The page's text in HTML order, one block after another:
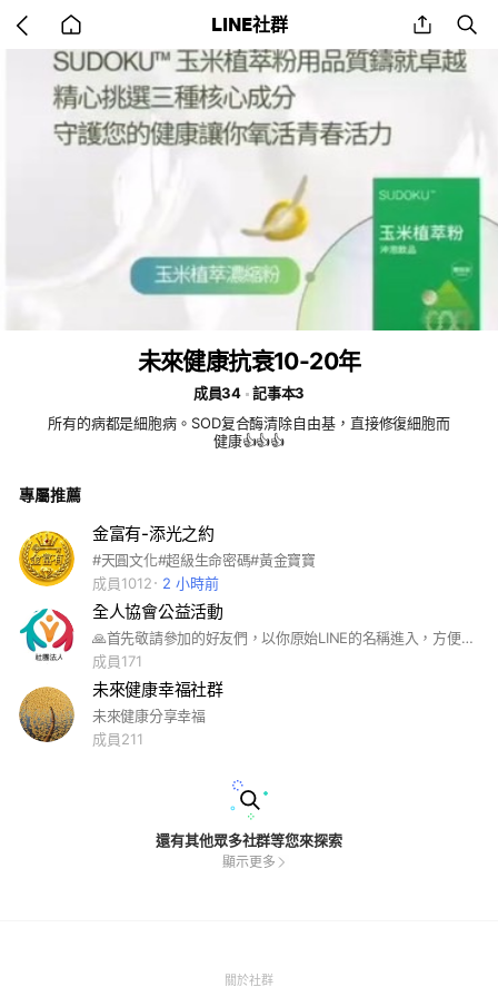
back
to
home
LINE社群 share
未來健康抗衰10-20年
成員34
記事本3
所有的病都是細胞病。SOD复合酶清除自由基，直接修復細胞而
健康👍👍👍
專屬推薦
金富有-添光之約
#天圓文化#超級生命密碼#黃金寶寶
成員1012
2 小時前
全人協會公益活動
🙏首先敬請參加的好友們，以你原始LINE的名稱進入，方便我們後續各項活動的聯絡喔✌ ❤感謝您~愛的互助合作❤ 🙏感謝您、我在此生命的交會點相會 佛曰：因緣俱足 新時代：已經做好準備 一切好事就發生了...... 🌻緣起 我們是一群協會素人、資源有限愛無限、但憑一股熱誠，延續「意識表達樂活學苑」以豐盛、喜悅、自在，達到爽爽過日子的信念，而成立【社團法人臺南市全人促進發展協會】。 🌻成立協會宗旨 以人為本，透過本會資源共享、服務，促進人們提升自我與全人（內在、外在）身、心、靈健康，結合教育文化與各項產業促進發展為宗旨。
成員171
未來健康幸福社群
未來健康分享幸福
成員211
還有其他眾多社群等您來探索
顯示更多
關於社群(Open